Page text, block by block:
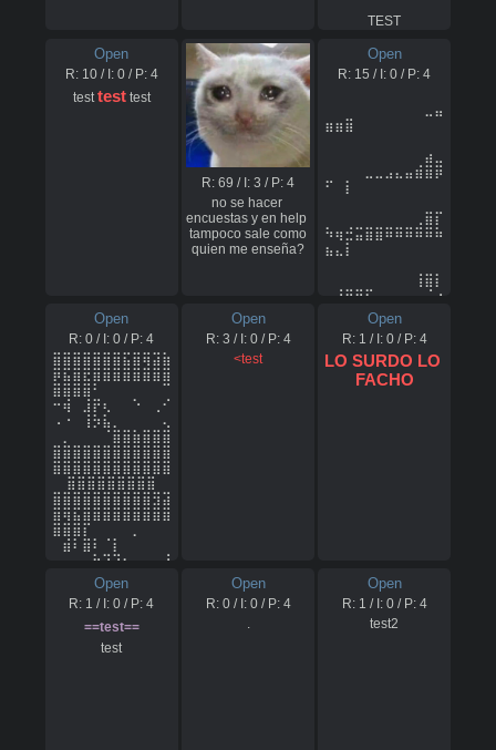
TEST
Open
R: 10/ I: 0/ P: 4
test test test
R: 69 / I: 3 / P: 4
no se hacer
encuestas y en help
tampoco sale como
quien me enseña?
Open
R: 15 / I:0 / P:4
⠀⠀⠀⠀⠀⠀⠀⠀⠀⠀⣀⣤
⣶⣶⣿⠀⠀⠀⠀⠀⠀⠀⠀⠀
⠀⠀⠀⠀⠀⠀⠀⠀⠀⠀⣴⣀
⠀⠀⠀⠀⣀⣀⣠⣄⣤⣾⣿⡿
⠋⠀⡇⠀⠀⠀⠀⠀⠀⠀⠀⠀
⠀⠀⠀⠀⠀⠀⠀⠀⠀⢀⣿⡏
⠳⢶⣚⣭⣿⣿⠿⠿⠿⠿⠿⠷
⣦⣄⡇⠀⠀⠀⠀⠀⠀⠀⠀⠀
⠀⠀⠀⠀⠀⠀⠀⠀⠀⢸⣿⡇
⠀⣼⣿⡿⠋⠀⠀⠀⠀⠀⠈⠐
⢄⣽⣿⣦⡀⠀⠀⠀⠀⠀⠀⠀
⠀⠀⠀⠀⠀⠀⠀
⠀⠀⠀⠀⠀⠀⠀⠀⢠⢾⣿⡇
⣾⣿⠋⠀⠀⠀⠀⠀⠀⠀⠀⠀
⠀⠉⠈⠿⣽⡄⠀⠀⠀⠀⠀⠀
⠀⠀⠀⠀⠀⠀⠀
⠀⠀⠀⠀⠀⠀⠀
⠀⠀⠀⠀⠀⠀⠀⣿⡸⠀⢀⠈
⢿⣄⢸⡇⠚⢁⣠⣤⣤⣄⠹⣦
⡀⠀⠀⠀⠀⠘⣼⡇⠀⠀⠀⠀
Open
R:0 / I:0 / P:4
⣿⣿⣿⣿⣿⣿⣿⣯⣿⢿⣽⣷
⡿⣯⣿⣟⣿⣿⣿⣿⣿⣿⣿⣿
⣿⣿⣿⣿⠃⠀⠀⠀⠀⠀⠀⠉
⠒⢾⠀⣸⡟⢆⠀⠀⠑⠀⢀⠊
⠠⠐⠀⢸⡳⣧⡀⠀⠀⠀⠀⢄
⠀⡀⠀⠀⠀⠈⣿⣿⣷⣿⣿⣿
⣿⣿⣿⣿⣿⣿⣿⣿⣿⣿⣿⣿
⣿⣿⣿⣿⣿⣿⣿⣿⣿⣿⣿⣿
⣿⣿⣿⣿⣿⣿⣿⣿⣿
⣿⣿⣿⣿⣿⣿⣿⣿⣿⣿⣻⣽
⣿⢿⣯⣿⣿⣿⣿⣿⣿⣿⣿⣿
⣿⣿⣿⡏⠀⠀⠀⠀⡀⠀⠀⠀
⠀⣾⠇⣿⠇⠈⡇⠀⠀⠀⠀⠀
⠀⠀⠀⠀⠳⡹⣝⠢⡀⠀⠀⠘
⣆⠇⠀⠀⠀⠀⢿⣿⣿⣿⣿⣿
⣿⣿⣿⣿⣿⣿⣿⣿⣿⣿⣿⣿
⣿⣿⣿⣿⣿⣿⣿⣿⣿⣿⣿⣿
⣿⣿⣿⣿⣿⣿⣿⣿⣿
⣽⣿⡿⣿⣿⣿⣿⣿⣿⣿⣿⣿
Open
R: 3 / I: 0/ P: 4
<test
Open
R: 1 / I: 0/ P: 4
LO SURDO LO
FACHO
Open
R: 1 / I:0 / P:4
==test==
test
Open
R: 0/ I: 0/ P: 4
.
Open
R: 1 / I: 0/ P: 4
test2